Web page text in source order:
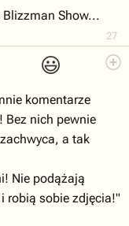
27
Show...
😃
komentarze
Bez nich pewnie
a tak
Nie podążają
robią sobie zdjęcia!"